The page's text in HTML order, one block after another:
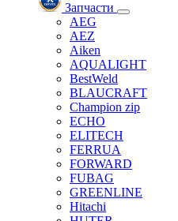
Запчасти
AEG
AEZ
Aiken
AQUALIGHT
BestWeld
BLAUCRAFT
Champion zip
ECHO
ELITECH
FERRUA
FORWARD
FUBAG
GREENLINE
Hitachi